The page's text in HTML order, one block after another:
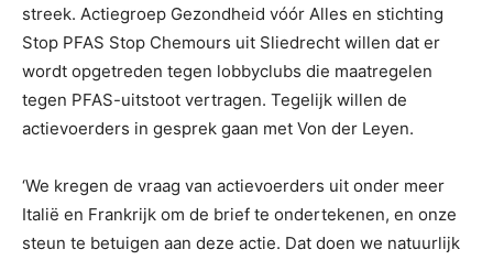
streek. Actiegroep Gezondheid vóór Alles en stichting
Stop PFAS Stop Chemours uit Sliedrecht willen dat er
wordt opgetreden tegen lobbyclubs die maatregelen
tegen PFAS-uitstoot vertragen. Tegelijk willen de
actievoerders in gesprek gaan met Von der Leyen.
‘We kregen de vraag van actievoerders uit onder meer
Italië en Frankrijk om de brief te ondertekenen, en onze
steun te betuigen aan deze actie. Dat doen we natuurlijk